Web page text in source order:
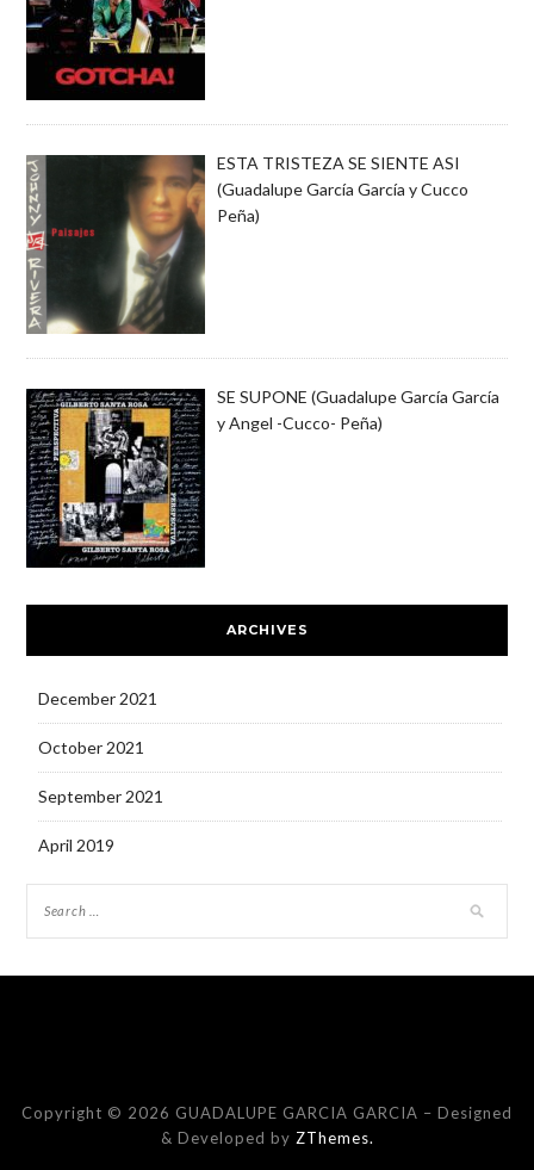
ESTA TRISTEZA SE SIENTE ASI
(Guadalupe García García y Cucco
Peña)
SE SUPONE (Guadalupe García García
y Angel -Cucco- Peña)
ARCHIVES
December 2021
October 2021
September 2021
April 2019
Copyright © 2026 GUADALUPE GARCIA GARCIA – Designed
& Developed by ZThemes.